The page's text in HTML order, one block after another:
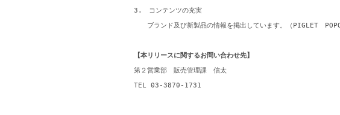
3.　コンテンツの充実
ブランド及び新製品の情報を掲出しています。（PIGLET　
【本リリースに関するお問い合わせ先】
第２営業部　販売管理課　信太
TEL 03-3870-1731